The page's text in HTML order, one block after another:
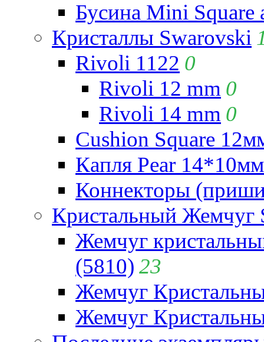
Бусина Mini Square
Кристаллы Swarovski
Rivoli 1122 0
Rivoli 12 mm 0
Rivoli 14 mm 0
Cushion Square
Капля Pear
Коннекторы
Кристальный Жемчуг
Жемчуг
(5810) 23
Жемчуг
Жемчуг